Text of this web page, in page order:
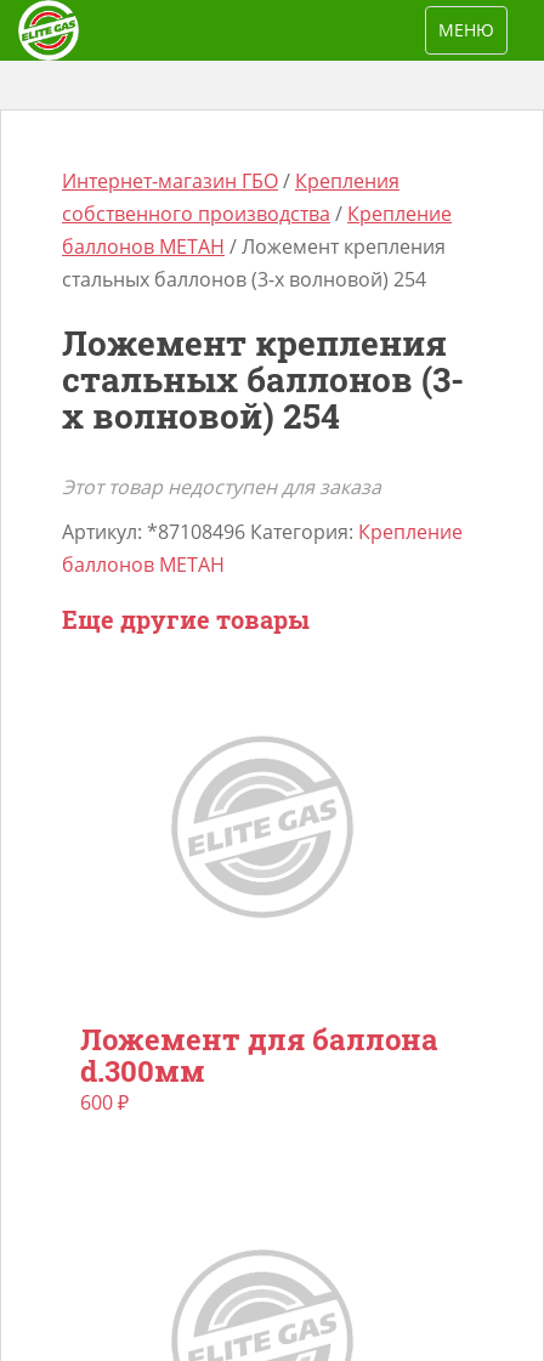
p
TOGGLE
МЕНЮ
Поиск
товаров
Интернет-магазин ГБО/ Крепления
собственного производства / Крепление
баллонов МЕТАН / Ложемент крепления
стальных баллонов (3-х волновой) 254
Ложемент крепления
стальных баллонов (3-
х волновой) 254
Этот товар недоступен для заказа
Артикул: *87108496 Категория: Крепление
баллонов МЕТАН
Еще другие товары
Ложемент для баллона
d.300мм
600₽